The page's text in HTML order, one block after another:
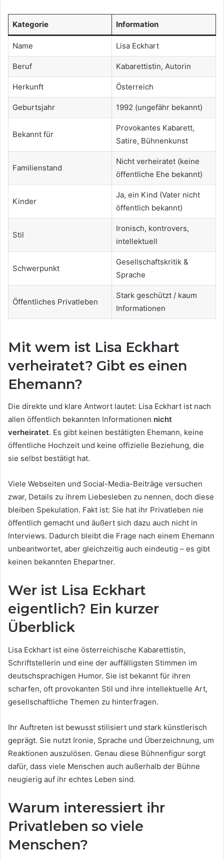
Kategorie Information
Name Lisa Eckhart
Beruf Kabarettistin, Autorin
Herkunft Österreich
Geburtsjahr 1992 (ungefähr bekannt)
Bekannt für
Provokantes Kabarett,
Satire, Bühnenkunst
Familienstand
Nicht verheiratet (keine
öffentliche Ehe bekannt)
Kinder
Ja, ein Kind (Vater nicht
öffentlich bekannt)
Stil
Ironisch, kontrovers,
intellektuell
Schwerpunkt
Gesellschaftskritik &
Sprache
Öffentliches Privatleben
Stark geschützt / kaum
Informationen
Mit wem ist Lisa Eckhart
verheiratet? Gibt es einen
Ehemann?
Die direkte und klare Antwort lautet: Lisa Eckhart ist nach
allen öffentlich bekannten Informationen nicht
verheiratet. Es gibt keinen bestätigten Ehemann, keine
öffentliche Hochzeit und keine offizielle Beziehung, die
sie selbst bestätigt hat.
Viele Webseiten und Social-Media-Beiträge versuchen
zwar, Details zu ihrem Liebesleben zu nennen, doch diese
bleiben Spekulation. Fakt ist: Sie hat ihr Privatleben nie
öffentlich gemacht und äußert sich dazu auch nicht in
Interviews. Dadurch bleibt die Frage nach einem Ehemann
unbeantwortet, aber gleichzeitig auch eindeutig – es gibt
keinen bekannten Ehepartner.
Wer ist Lisa Eckhart
eigentlich? Ein kurzer
Überblick
Lisa Eckhart ist eine österreichische Kabarettistin,
Schriftstellerin und eine der auffälligsten Stimmen im
deutschsprachigen Humor. Sie ist bekannt für ihren
scharfen, oft provokanten Stil und ihre intellektuelle Art,
gesellschaftliche Themen zu hinterfragen.
Ihr Auftreten ist bewusst stilisiert und stark künstlerisch
geprägt. Sie nutzt Ironie, Sprache und Überzeichnung, um
Reaktionen auszulösen. Genau diese Bühnenfigur sorgt
dafür, dass viele Menschen auch außerhalb der Bühne
neugierig auf ihr echtes Leben sind.
Warum interessiert ihr
Privatleben so viele
Menschen?